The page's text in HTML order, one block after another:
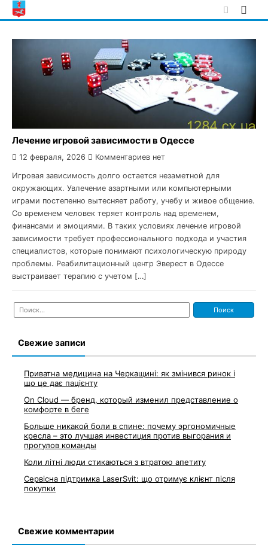
Skip
to
Лечение игровой зависимости в Одессе
12 февраля, 2026 Комментариев нет
Игровая зависимость долго остается незаметной для
окружающих. Увлечение азартными или компьютерными
играми постепенно вытесняет работу, учебу и живое общение.
Со временем человек теряет контроль над временем,
финансами и эмоциями. В таких условиях лечение игровой
зависимости требует профессионального подхода и участия
специалистов, которые понимают психологическую природу
проблемы. Реабилитационный центр Эверест в Одессе
выстраивает терапию с учетом […]
Найти:
Свежие записи
Приватна медицина на Черкащині: як змінився ринок і
що це дає пацієнту
On Cloud — бренд, который изменил представление о
комфорте в беге
Больше никакой боли в спине: почему эргономичные
кресла – это лучшая инвестиция против выгорания и
прогулов команды
Коли літні люди стикаються з втратою апетиту
Сервісна підтримка LaserSvit: що отримує клієнт після
покупки
Свежие комментарии